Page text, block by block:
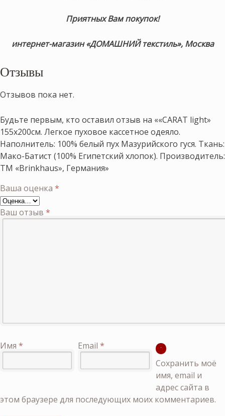
Приятных Вам покупок!
интернет-магазин «ДОМАШНИЙ текстиль», Москва
Отзывы
Отзывов пока нет.
Будьте первым, кто оставил отзыв на ««CARAT light»
155х200см. Легкое пуховое кассетное одеяло.
Наполнитель: 100% белый пух Мазурийского гуся. Ткань:
Мако-Батист (100% Египетский хлопок). Производитель:
ТМ «Brinkhaus», Германия»
Ваша оценка *
Ваш отзыв *
Имя * Email *
Сохранить моё
имя, email и
адрес сайта в
этом браузере для последующих моих комментариев.